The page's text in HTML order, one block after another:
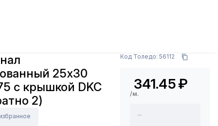
DKC 0126RL (кратно 2)
25х30
с крышкой DKC
2)
Код Толедо: 56112
341.45₽
/м.